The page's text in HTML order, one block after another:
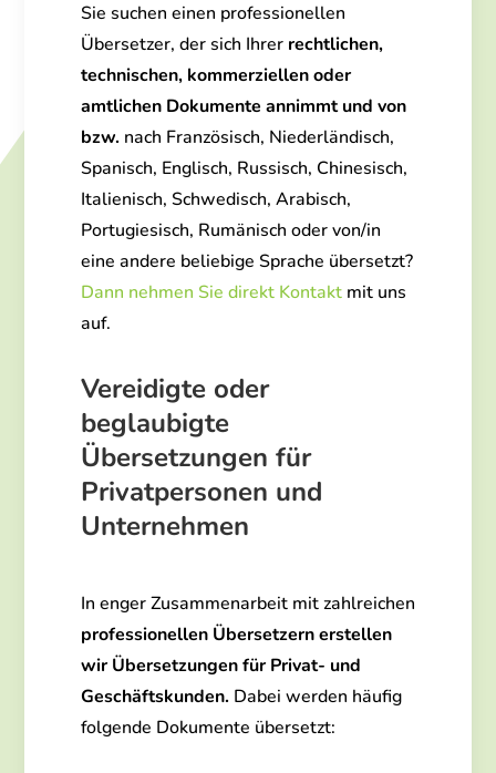
Sie suchen einen professionellen
Übersetzer, der sich Ihrer rechtlichen,
technischen, kommerziellen oder
amtlichen Dokumente annimmt und von
bzw.nach Französisch, Niederländisch,
Spanisch, Englisch, Russisch, Chinesisch,
Italienisch, Schwedisch, Arabisch,
Portugiesisch, Rumänisch oder von/in
eine andere beliebige Sprache übersetzt?
Dann nehmen Sie direkt Kontakt mit uns
auf.
Vereidigte oder
beglaubigte
Übersetzungen für
Privatpersonen und
Unternehmen
In enger Zusammenarbeit mit zahlreichen
professionellen Übersetzern erstellen
wir Übersetzungen für Privat- und
Geschäftskunden.Dabei werden häufig
folgende Dokumente übersetzt: